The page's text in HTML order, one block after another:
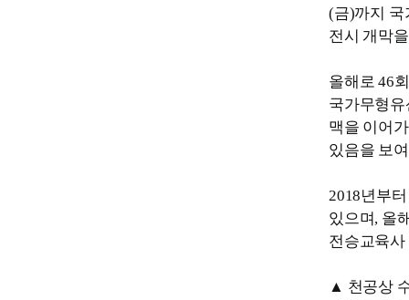
(금)까지 국
전시 개막
올해로 46
국가무형
맥을 이어
있음을 보
2018년부
있으며, 올
전승교육
▲ 천공상